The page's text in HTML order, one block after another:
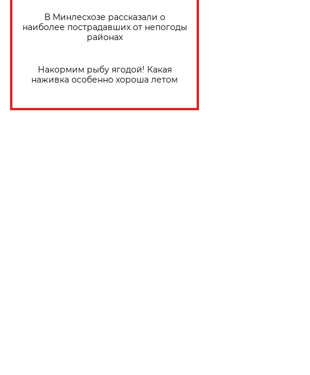
В Минлесхозе рассказали о
наиболее пострадавших от непогоды
районах
Накормим рыбу ягодой! Какая
наживка особенно хороша летом